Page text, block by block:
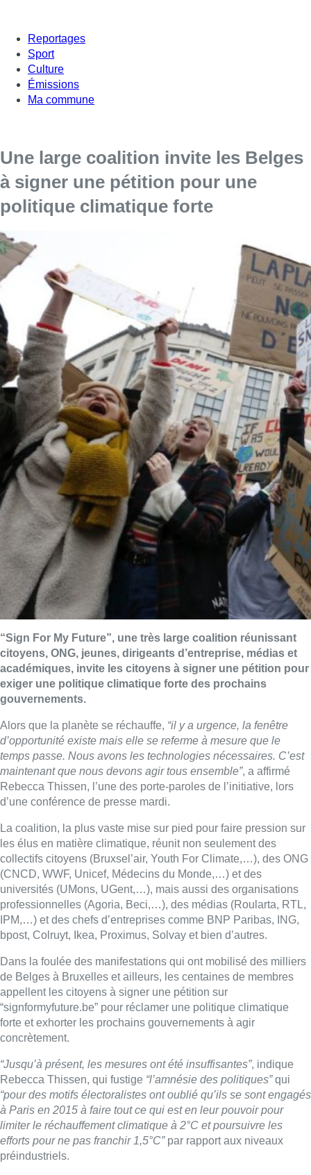
Reportages
Sport
Culture
Émissions
Ma commune
Une large coalition invite les Belges
à signer une pétition pour une
politique climatique forte
“Sign For My Future”, une très large coalition réunissant
citoyens, ONG, jeunes, dirigeants d’entreprise, médias et
académiques, invite les citoyens à signer une pétition pour
exiger une politique climatique forte des prochains
gouvernements.
Alors que la planète se réchauffe, “il y a urgence, la fenêtre
d’opportunité existe mais elle se referme à mesure que le
temps passe. Nous avons les technologies nécessaires. C’est
maintenant que nous devons agir tous ensemble”, a affirmé
Rebecca Thissen, l’une des porte-paroles de l’initiative, lors
d’une conférence de presse mardi.
La coalition, la plus vaste mise sur pied pour faire pression sur
les élus en matière climatique, réunit non seulement des
collectifs citoyens (Bruxsel’air, Youth For Climate,…), des ONG
(CNCD, WWF, Unicef, Médecins du Monde,…) et des
universités (UMons, UGent,…), mais aussi des organisations
professionnelles (Agoria, Beci,…), des médias (Roularta, RTL,
IPM,…) et des chefs d’entreprises comme BNP Paribas, ING,
bpost, Colruyt, Ikea, Proximus, Solvay et bien d’autres.
Dans la foulée des manifestations qui ont mobilisé des milliers
de Belges à Bruxelles et ailleurs, les centaines de membres
appellent les citoyens à signer une pétition sur
“signformyfuture.be” pour réclamer une politique climatique
forte et exhorter les prochains gouvernements à agir
concrètement.
“Jusqu’à présent, les mesures ont été insuffisantes”, indique
Rebecca Thissen, qui fustige “l’amnésie des politiques”qui
“pour des motifs électoralistes ont oublié qu’ils se sont engagés
à Paris en 2015 à faire tout ce qui est en leur pouvoir pour
limiter le réchauffement climatique à 2°C et poursuivre les
efforts pour ne pas franchir 1,5°C”par rapport aux niveaux
préindustriels.